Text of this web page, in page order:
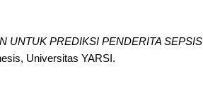
UNTUK PREDIKSI PENDERITA SEPSIS
Universitas YARSI.